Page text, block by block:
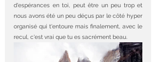
d'espérances en toi, peut être un peu trop et
nous avons été un peu déçus par le côté hyper
organisé qui t'entoure mais finalement, avec le
recul, c'est vrai que tu es sacrément beau.